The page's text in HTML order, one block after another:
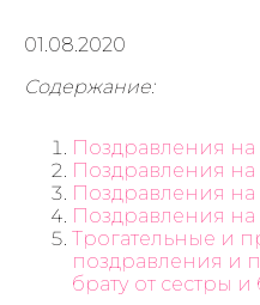
01.08.2020
Содержание:
Поздравления на
Поздравления на
Поздравления на
Поздравления на
Трогательные и
поздравления и
брату от сестры и